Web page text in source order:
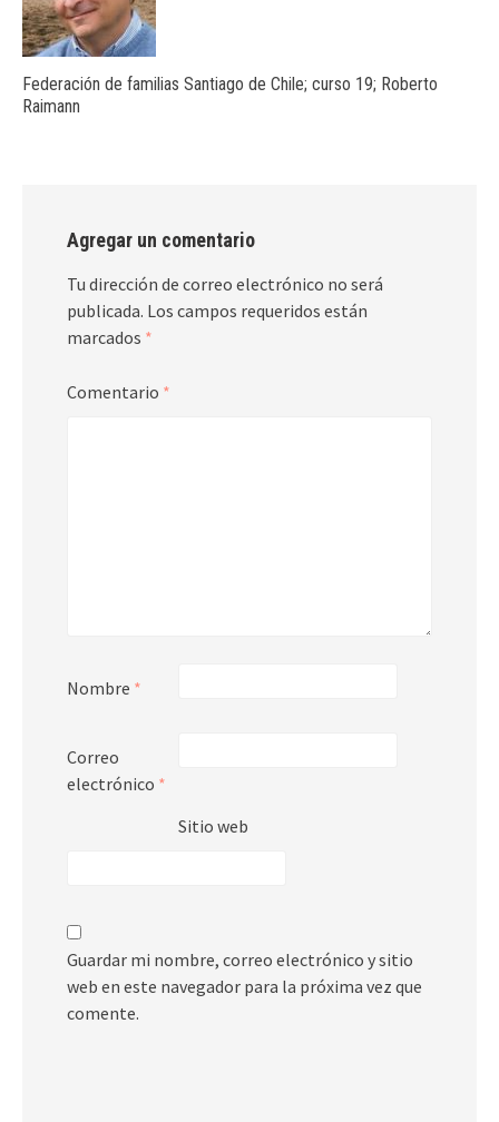
Federación de familias Santiago de Chile; curso 19; Roberto
Raimann
Agregar un comentario
Tu dirección de correo electrónico no será
publicada. Los campos requeridos están
marcados *
Comentario *
Nombre *
Correo
electrónico *
Sitio web
Guardar mi nombre, correo electrónico y sitio
web en este navegador para la próxima vez que
comente.